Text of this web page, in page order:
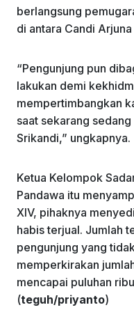
berlangsung
di antara Candi
“Pengunjung pun
lakukan demi
mempertimbangkan
saat sekarang
Srikandi,” ungkapnya.
Ketua Kelompok
Pandawa itu
XIV, pihaknya
habis terjual. Jumlah
pengunjung yang
memperkirakan
mencapai puluhan
(teguh/priyanto)